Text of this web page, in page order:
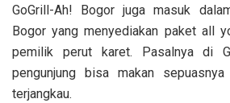
GoGrill-Ah! Bogor juga masuk
Bogor yang menyediakan paket all
pemilik perut karet. Pasalnya di
pengunjung bisa makan
terjangkau.